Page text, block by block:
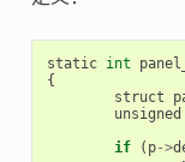
static int
{
struct
unsigned
if
( p->